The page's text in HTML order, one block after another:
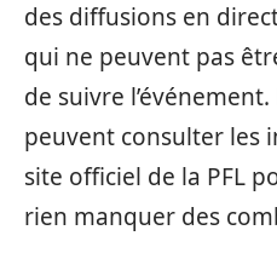
des diffusions en
qui ne peuvent pas
de suivre
peuvent consulter les
site officiel de la PFL
rien manquer des